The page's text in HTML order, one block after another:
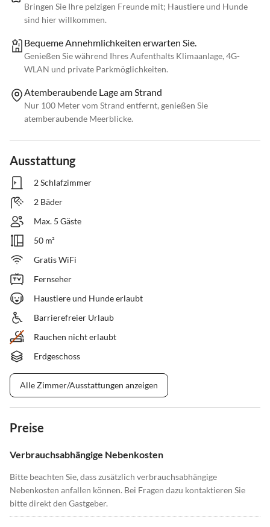
Bringen Sie Ihre pelzigen Freunde mit; Haustiere und Hunde
sind hier willkommen.
Bequeme Annehmlichkeiten erwarten Sie.
Genießen Sie während Ihres Aufenthalts Klimaanlage, 4G-
WLAN und private Parkmöglichkeiten.
Atemberaubende Lage am Strand
Nur 100 Meter vom Strand entfernt, genießen Sie
atemberaubende Meerblicke.
Ausstattung
2 Schlafzimmer
2 Bäder
Max. 5 Gäste
50 m²
Gratis WiFi
Fernseher
Haustiere und Hunde erlaubt
Barrierefreier Urlaub
Rauchen nicht erlaubt
Erdgeschoss
Alle Zimmer/Ausstattungen anzeigen
Preise
Verbrauchsabhängige Nebenkosten
Bitte beachten Sie, dass zusätzlich verbrauchsabhängige
Nebenkosten anfallen können. Bei Fragen dazu kontaktieren Sie
bitte direkt den Gastgeber.